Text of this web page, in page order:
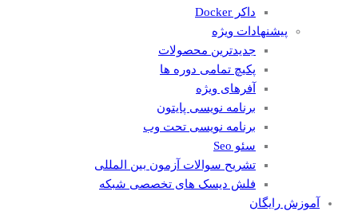
داکر Docker
پیشنهادات ویژه
جدیدترین محصولات
پکیچ تمامی دوره ها
آفرهای ویژه
برنامه نویسی پایتون
برنامه نویسی تحت وب
سئو Seo
تشریح سوالات آزمون بین المللی
فلش دیسک های تخصصی شبکه
آموزش رایگان